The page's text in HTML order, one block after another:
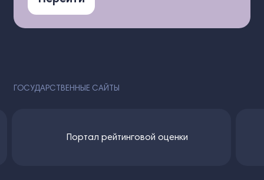
ГОСУДАРСТВЕННЫЕ САЙТЫ
Портал рейтинговой оценки